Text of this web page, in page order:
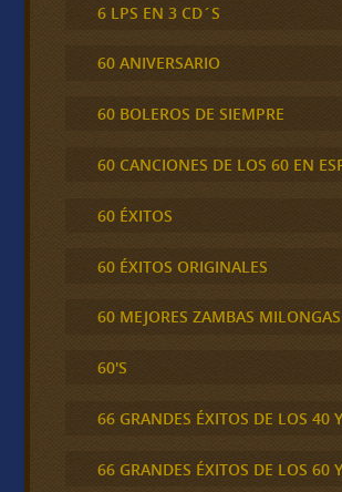
6 LPS EN 3 CD´S
60 ANIVERSARIO
60 BOLEROS DE SIEMPRE
60 CANCIONES DE LOS 60 EN
60 ÉXITOS
60 ÉXITOS ORIGINALES
60 MEJORES ZAMBAS
60'S
66 GRANDES ÉXITOS DE LOS 40
66 GRANDES ÉXITOS DE LOS 60